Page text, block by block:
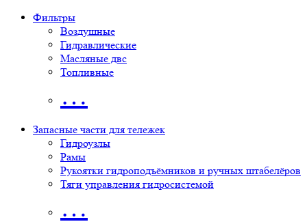
Фильтры
Воздушные
Гидравлические
Масляные двс
Топливные
…
Запасные части для тележек
Гидроузлы
Рамы
Рукоятки гидроподъёмников и ручных штабелёров
Тяги управления гидросистемой
…